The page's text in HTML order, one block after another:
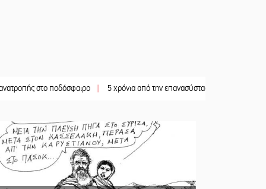
ποδόσφαιρο || 5 χρόνια από την επανασύσταση της ΙΜ Παναγίας